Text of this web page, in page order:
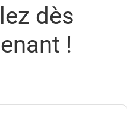
dès
!